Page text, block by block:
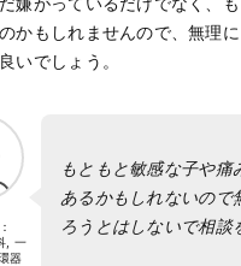
かもしれませんので、無理
いでしょう。
, 一
器
もともと敏感な子や痛
あるかもしれないので
ろうとはしないで相談